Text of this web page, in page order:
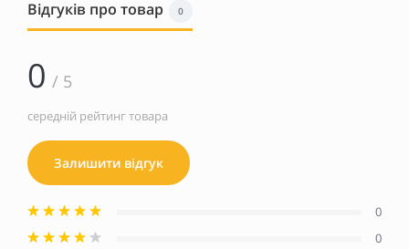
Відгуків про товар 0
0 / 5
середній рейтинг товара
Залишити відгук
0
0